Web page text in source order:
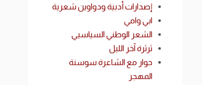
إصدارات أدبية ودواوين شعرية
ابي وامي
الشعر الوطني السياسيي
ثرثرة آخر الليل
حوار مع الشاعرة سوسنة
المهجر